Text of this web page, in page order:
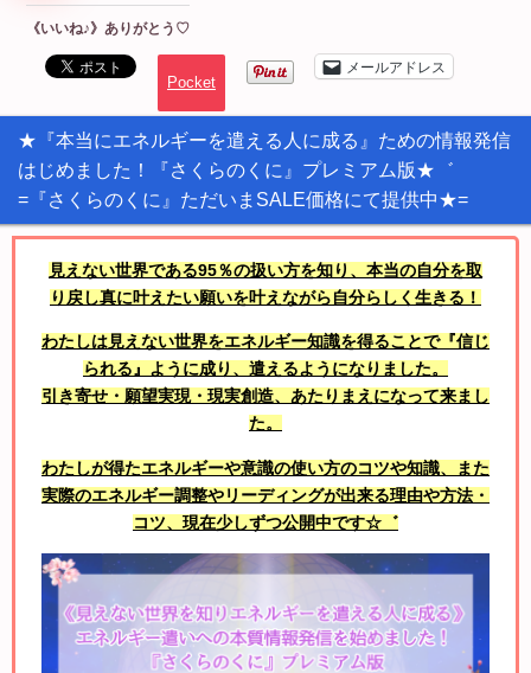
《いいね♪》ありがとう♡
Pocket
メールアドレス
★『本当にエネルギーを遣える人に成る』ための情報発信
はじめました！『さくらのくに』プレミアム版★゛
=『さくらのくに』ただいまSALE価格にて提供中★=
見えない世界である95％の扱い方を知り、本当の自分を取
り戻し真に叶えたい願いを叶えながら自分らしく生きる！
わたしは見えない世界をエネルギー知識を得ることで『信じ
られる』ように成り、遣えるようになりました。
引き寄せ・願望実現・現実創造、あたりまえになって来まし
た。
わたしが得たエネルギーや意識の使い方のコツや知識、また
実際のエネルギー調整やリーディングが出来る理由や方法・
コツ、現在少しずつ公開中です☆゛